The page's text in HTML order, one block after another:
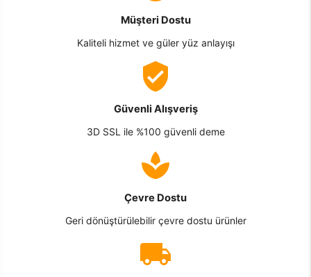
Müşteri Dostu
Kaliteli hizmet ve güler yüz anlayışı
Güvenli Alışveriş
3D SSL ile %100 güvenli deme
Çevre Dostu
Geri dönüştürülebilir çevre dostu ürünler